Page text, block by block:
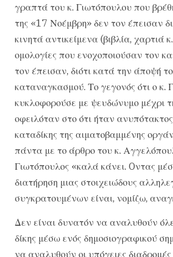
γραπτά του κ. Γιωτόπουλου που
της «17 Νοέμβρη» δεν τον έπεισαν
κινητά αντικείμενα (βιβλία, χαρτιά
ομολογίες που ενοχοποιούσαν τον
τον έπεισαν, διότι κατά την άποψή
καταναγκασμού. Το γεγονός ότι ο κ.
κυκλοφορούσε με ψευδώνυμο μέχρι
οφειλόταν στο ότι ήταν
καταδίκης της αιματοβαμμένης
πάντα με το άρθρο του κ.
Γιωτόπουλος «καλά κάνει. Oντας
διατήρηση μιας στοιχειώδους
συγκρατουμένων είναι, νομίζω,
Δεν είναι δυνατόν να αναλυθούν
δίκης μέσω ενός δημοσιογραφικού
να αναλυθούν οι υπόγειες